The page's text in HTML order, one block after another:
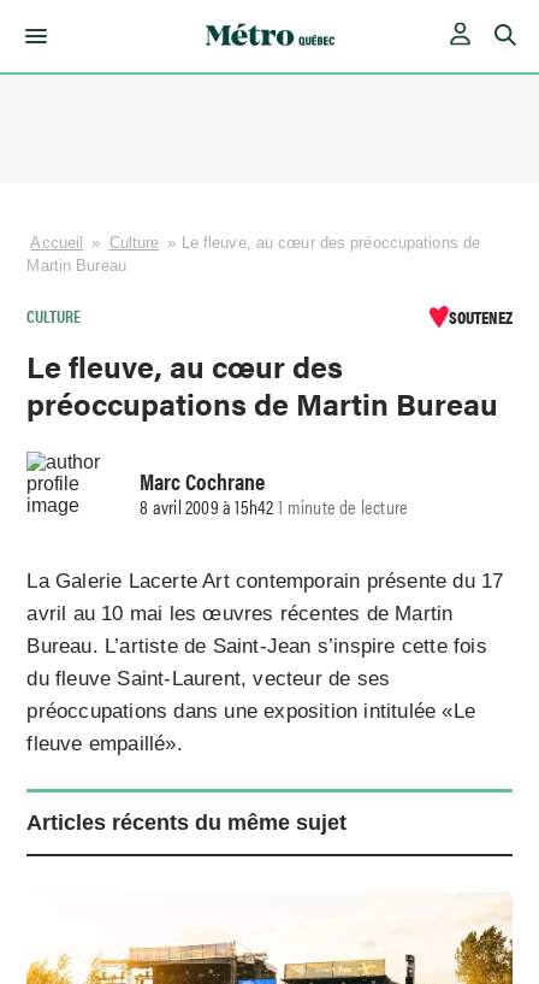
Accueil » Culture » Le fleuve, au cœur des préoccupations de
Martin Bureau
CULTURE SOUTENEZ
Le fleuve, au cœur des
préoccupations de Martin Bureau
Marc Cochrane
8 avril 2009 à 15h421 minute de lecture
La Galerie Lacerte Art contemporain présente du 17
avril au 10 mai les œuvres récentes de Martin
Bureau. L’artiste de Saint-Jean s’inspire cette fois
du fleuve Saint-Laurent, vecteur de ses
préoccupations dans une exposition intitulée «Le
fleuve empaillé».
Articles récents du même sujet